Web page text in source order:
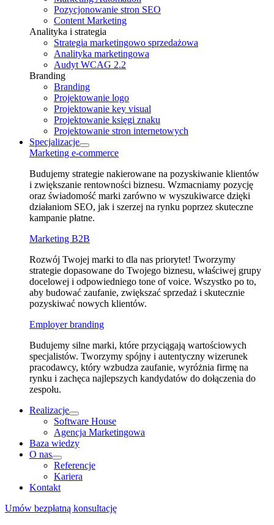
Pozycjonowanie stron SEO
Content Marketing
Analityka i strategia
Strategia marketingowo sprzedażowa
Analityka marketingowa
Audyt WCAG 2.2
Branding
Branding
Projektowanie logo
Projektowanie key visual
Projektowanie księgi znaku
Projektowanie stron internetowych
Specjalizacje
Marketing e⁠‑commerce
Budujemy strategie nakierowane na pozyskiwanie klientów
i zwiększanie rentowności biznesu. Wzmacniamy pozycję
oraz świadomość marki zarówno w wyszukiwarce dzięki
działaniom SEO, jak i szerzej na rynku poprzez skuteczne
kampanie płatne.
Marketing B2B
Rozwój Twojej marki to dla nas priorytet! Tworzymy
strategie dopasowane do Twojego biznesu, właściwej grupy
docelowej i odpowiedniego tone of voice. Wszystko po to,
aby budować zaufanie, zwiększać sprzedaż i skutecznie
pozyskiwać nowych klientów.
Employer branding
Budujemy silne marki, które przyciągają wartościowych
specjalistów. Tworzymy spójny i autentyczny wizerunek
pracodawcy, który wzbudza zaufanie, wyróżnia firmę na
rynku i zachęca najlepszych kandydatów do dołączenia do
zespołu.
Realizacje
Software House
Agencja Marketingowa
Baza wiedzy
O nas
Referencje
Kariera
Kontakt
Umów bezpłatną konsultację